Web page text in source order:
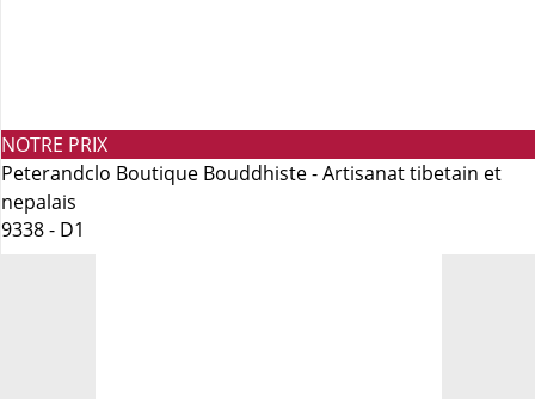
NOTRE PRIX
Peterandclo Boutique Bouddhiste - Artisanat tibetain et
nepalais
9338 - D1